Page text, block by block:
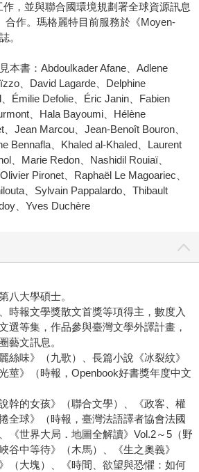
，並與聯合國環境規劃署全球資源訊息
合作。瑪格麗特目前服務於《Moyen-
。
本書：Abdoulkader Afane、Adlene
、David Lagarde、Delphine
Émilie Defolie、Éric Janin、Fabien
、Hala Bayoumi、Hélène
Jean Marcou、Jean-Benoît Bouron、
Bennafla、Khaled al-Khaled、Laurent
、Marie Redon、Nashidil Rouiaï、
Pironet、Raphaël Le Magoariec、
、Sylvain Pappalardo、Thibault
、Yves Duchère
八大學碩士。
時報文學獎散文首獎等項得主，數度入
選等集，作品參與臺灣文學外譯計畫，
藝文訊息。
絲味》（九歌）、長篇小說《冰裂紋》
莖》（時報，Openbook好書獎年度中文
幹的女孩》（聯合文學）、《政客、權
全球》（時報，臺灣法語譯者協會法國
《世界大局．地圖全解讀》Vol.2～5（野
谷中等待》（木馬）、《生之奧義》
（大塊）、《時間、欲望與恐懼：如何